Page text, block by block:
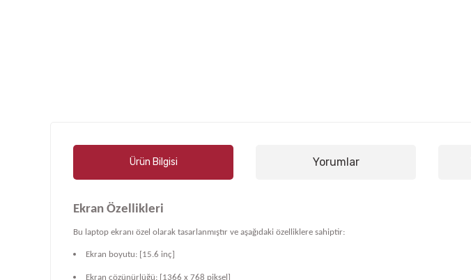
Ürün Bilgisi Yorumlar
Ekran Özellikleri
Bu laptop ekranı özel olarak tasarlanmıştır ve aşağıdaki özelliklere sahiptir:
Ekran boyutu: [15.6 inç]
Ekran çözünürlüğü: [1366 x 768 piksel]